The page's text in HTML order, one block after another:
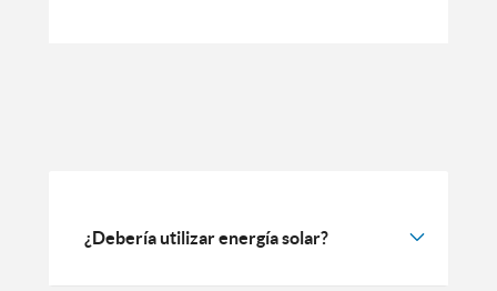
¿Debería utilizar energía solar?